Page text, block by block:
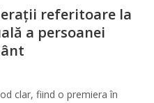
referitoare la
a persoanei
clar, fiind o premiera în